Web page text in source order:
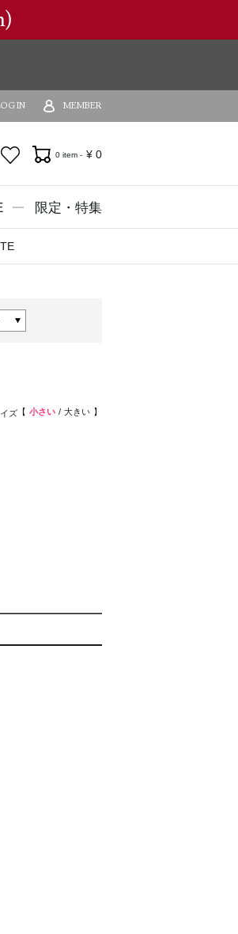
IN MEMBER
お気に入り0 item - ¥ 0
限定・特集
ズ 小さい 大きい